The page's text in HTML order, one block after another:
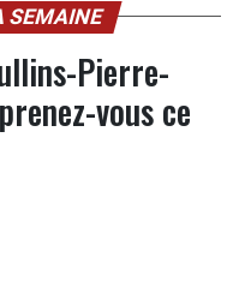
SEMAINE
Pierre-
vous ce